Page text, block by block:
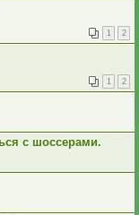
1 2
1 2
с шоссерами.